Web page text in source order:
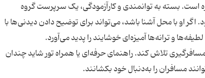
است. بسته به توانمندی و کار‌آزمودگی، یک سرپرست گروه
او با محل آشنا باشد، می‌تواند برای توضیح دادن دیدنی‌ها با
تلاش کند. راهنمای حرفه‌ای یا همراه تور شاید چندان